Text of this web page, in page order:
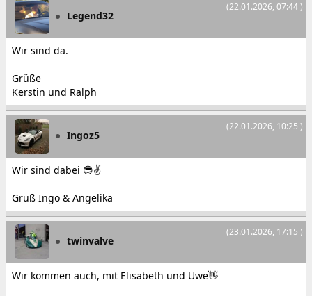
(22.01.2026, 07:44 )
Legend32
Wir sind da.
Grüße
Kerstin und Ralph
(22.01.2026, 10:25 )
Ingoz5
Wir sind dabei 😎✌️
Gruß Ingo & Angelika
(23.01.2026, 17:15 )
twinvalve
Wir kommen auch, mit Elisabeth und Uwe👋